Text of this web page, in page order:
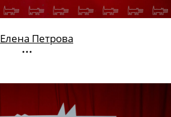
Елена Петрова